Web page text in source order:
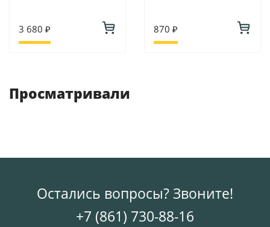
3 680 ₽ 870 ₽
Просматривали
Остались вопросы? Звоните!
+7 (861) 730-88-16